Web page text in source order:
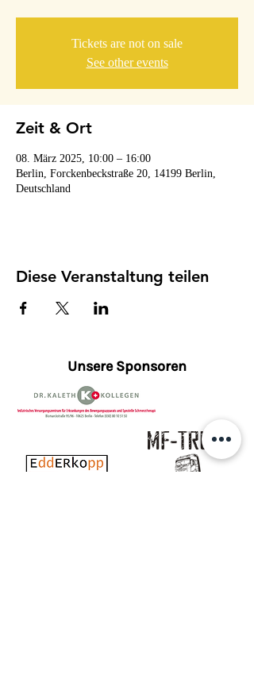
Tickets are not on sale
See other events
Zeit & Ort
08. März 2025, 10:00 – 16:00
Berlin, Forckenbeckstraße 20, 14199 Berlin,
Deutschland
Diese Veranstaltung teilen
Unsere Sponsoren